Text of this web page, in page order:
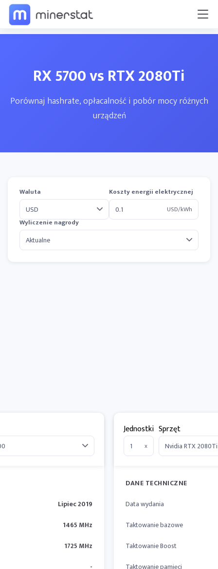
RX 5700 vs RTX 2080Ti
Porównaj hashrate, opłacalność i pobór mocy różnych
urządzeń
Waluta
Koszty energii elektrycznej
USD/kWh
Wyliczenie nagrody
Lipiec 2019
1465 MHz
1725 MHz
Jednostki
x
Sprzęt
DANE TECHNICZNE
Data wydania
Taktowanie bazowe
Taktowanie Boost